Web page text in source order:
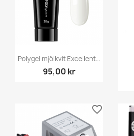
Polygel mjölkvit Excellent...
95,00 kr
favorite_border